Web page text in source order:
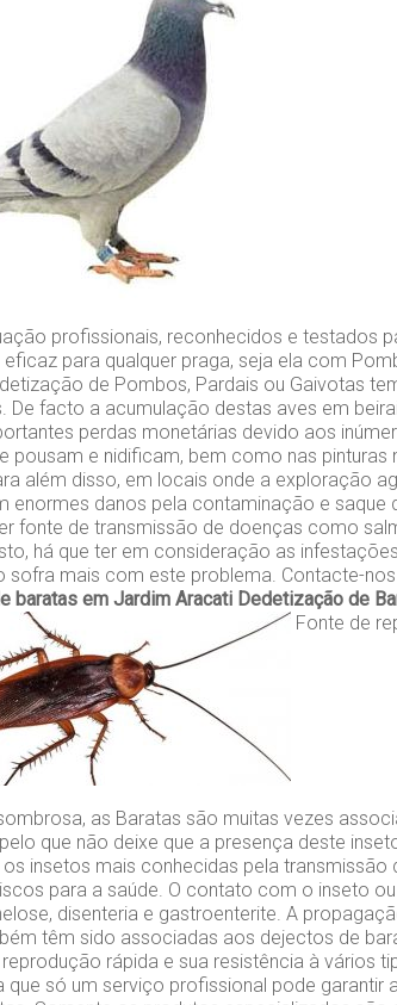
profissionais, reconhecidos e testados
para qualquer praga, seja ela com
de Pombos, Pardais ou Gaivotas
De facto a acumulação destas aves em
perdas monetárias devido aos
pousam e nidificam, bem como nas pinturas
além disso, em locais onde a exploração
enormes danos pela contaminação e saque
fonte de transmissão de doenças como
há que ter em consideração as
sofra mais com este problema. Contacte-
baratas em Jardim Aracati Dedetização de
Fonte de
as Baratas são muitas vezes
que não deixe que a presença deste
insetos mais conhecidas pela
para a saúde. O contato com o inseto
disenteria e gastroenterite. A
têm sido associadas aos dejectos de
rápida e sua resistência à vários
que só um serviço profissional pode garantir